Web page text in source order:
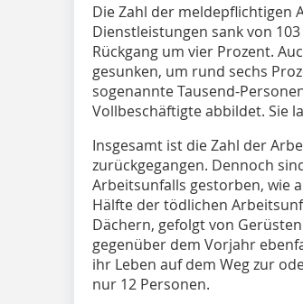
Die Zahl der meldepflichtigen
Dienstleistungen sank von 103
Rückgang um vier Prozent.
gesunken, um rund sechs
sogenannte Tausend-
Vollbeschäftigte abbildet. Sie
Insgesamt ist die Zahl der
zurückgegangen. Dennoch
Arbeitsunfalls gestorben, wie
Hälfte der tödlichen
Dächern, gefolgt von
gegenüber dem Vorjahr
ihr Leben auf dem Weg zur
nur 12 Personen.